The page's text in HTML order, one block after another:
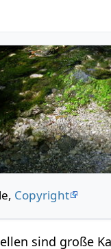
Copyright
sind große